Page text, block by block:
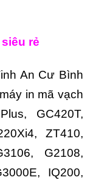
rẻ
An Cư Bình
in mã vạch
GC420T,
ZT410,
G2108,
IQ200,